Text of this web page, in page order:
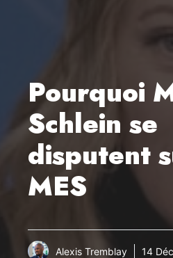
Pourquoi
Schlein se
disputent
MES
Alexis Tremblay 14